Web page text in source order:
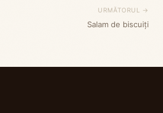
URMĂTORUL →
Salam de biscuiți